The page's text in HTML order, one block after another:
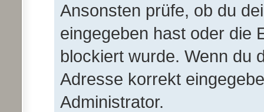
Ansonsten prüfe, ob du
eingegeben hast oder die
blockiert wurde. Wenn du
Adresse korrekt
Administrator.